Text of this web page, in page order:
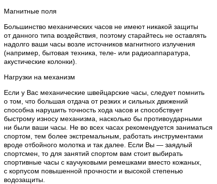
Магнитные поля
Большинство механических часов не имеют никакой защиты
от данного типа воздействия, поэтому старайтесь не оставлять
надолго ваши часы возле источников магнитного излучения
(например, бытовая техника, теле- или радиоаппаратура,
акустические колонки).
Нагрузки на механизм
Если у Вас механические швейцарские часы, следует помнить
о том, что большая отдача от резких и сильных движений
способна нарушить точность хода часов и способствует
быстрому износу механизма, насколько бы противоударными
ни были ваши часы. Не во всех часах рекомендуется заниматься
спортом, тем более экстремальным, работать инструментами
вроде отбойного молотка и так далее. Если Вы — заядлый
спортсмен, то для занятий спортом вам стоит выбирать
спортивные часы с каучуковыми ремешками вместо кожаных,
с корпусом повышенной прочности и высокой степенью
водозащиты.